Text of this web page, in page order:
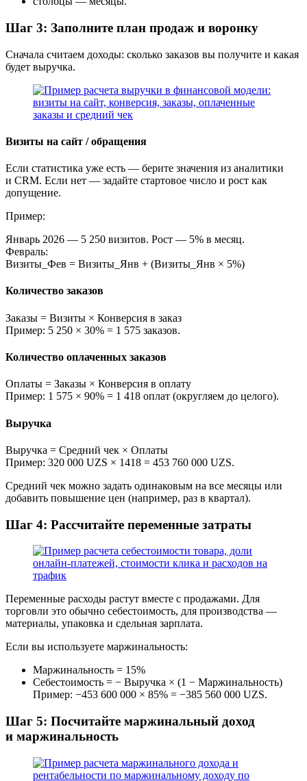
Шаг 3: Заполните план продаж и воронку
Сначала считаем доходы: сколько заказов вы получите и какая
будет выручка.
Визиты на сайт / обращения
Если статистика уже есть — берите значения из аналитики
и CRM. Если нет — задайте стартовое число и рост как
допущение.
Пример:
Январь 2026 — 5 250 визитов. Рост — 5% в месяц.
Февраль:
Визиты_Фев = Визиты_Янв + (Визиты_Янв × 5%)
Количество заказов
Заказы = Визиты × Конверсия в заказ
Пример: 5 250 × 30% = 1 575 заказов.
Количество оплаченных заказов
Оплаты = Заказы × Конверсия в оплату
Пример: 1 575 × 90% = 1 418 оплат (округляем до целого).
Выручка
Выручка = Средний чек × Оплаты
Пример: 320 000 UZS × 1418 = 453 760 000 UZS.
Средний чек можно задать одинаковым на все месяцы или
добавить повышение цен (например, раз в квартал).
Шаг 4: Рассчитайте переменные затраты
Переменные расходы растут вместе с продажами. Для
торговли это обычно себестоимость, для производства —
материалы, упаковка и сдельная зарплата.
Если вы используете маржинальность:
Маржинальность = 15%
Себестоимость = − Выручка × (1 − Маржинальность)
Пример: −453 600 000 × 85% = −385 560 000 UZS.
Шаг 5: Посчитайте маржинальный доход
и маржинальность